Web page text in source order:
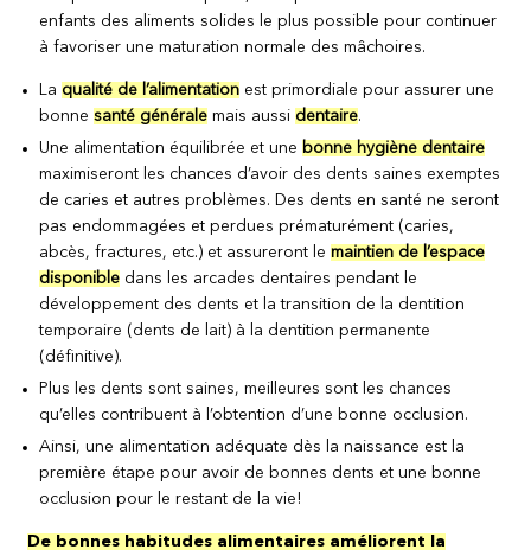
enfants des aliments solides le plus possible pour continuer
à favoriser une maturation normale des mâchoires.
La qualité de l’alimentation est primordiale pour assurer une
bonnesanté générale mais aussi dentaire.
Une alimentation équilibrée et une bonne hygiène dentaire
maximiseront les chances d’avoir des dents saines exemptes
de caries et autres problèmes. Des dents en santé ne seront
pas endommagées et perdues prématurément (caries,
abcès, fractures, etc.) et assureront lemaintien de l’espace
disponible dans les arcades dentaires pendant le
développement des dents et la transition de la dentition
temporaire (dents de lait) à la dentition permanente
(définitive).
Plus les dents sont saines, meilleures sont les chances
qu’elles contribuent à l’obtention d’une bonne occlusion.
Ainsi, une alimentation adéquate dès la naissance est la
première étape pour avoir de bonnes dents et une bonne
occlusion pour le restant de la vie!
De bonnes habitudes alimentaires améliorent la